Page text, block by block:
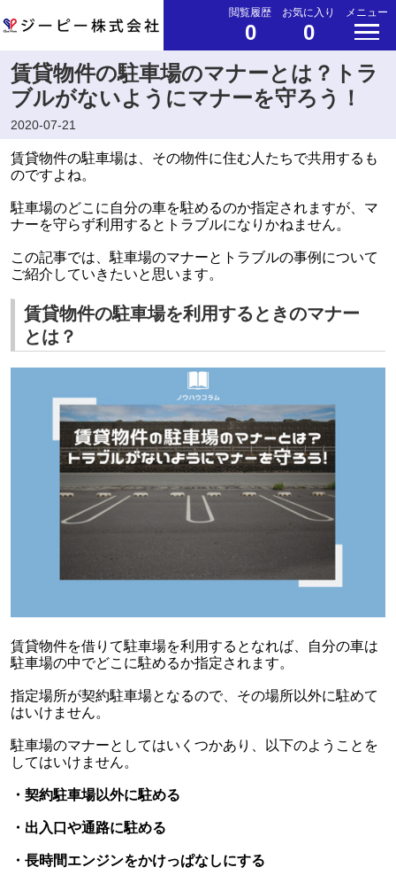
閲覧履歴
0
お気に入り
0
メニュー
賃貸物件の駐車場のマナーとは？トラ
ブルがないようにマナーを守ろう！
2020-07-21
賃貸物件の駐車場は、その物件に住む人たちで共用するも
のですよね。
駐車場のどこに自分の車を駐めるのか指定されますが、マ
ナーを守らず利用するとトラブルになりかねません。
この記事では、駐車場のマナーとトラブルの事例について
ご紹介していきたいと思います。
賃貸物件の駐車場を利用するときのマナー
とは？
賃貸物件を借りて駐車場を利用するとなれば、自分の車は
駐車場の中でどこに駐めるか指定されます。
指定場所が契約駐車場となるので、その場所以外に駐めて
はいけません。
駐車場のマナーとしてはいくつかあり、以下のようことを
してはいけません。
・契約駐車場以外に駐める
・出入口や通路に駐める
・長時間エンジンをかけっぱなしにする